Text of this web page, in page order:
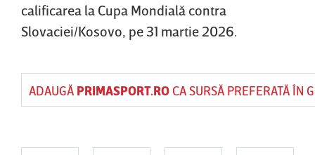
calificarea la Cupa Mondială contra
Slovaciei/Kosovo, pe 31 martie 2026.
ADAUGĂ PRIMASPORT.ROCA SURSĂ PREFERATĂ ÎN